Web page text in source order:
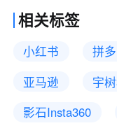
相关标签
小红书 拼
亚马逊
宇
影石Insta360